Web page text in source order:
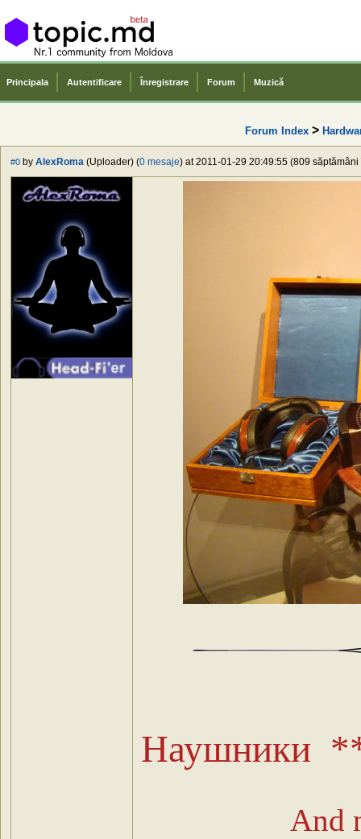
Principala Autentificare Înregistrare Forum Muzică
Forum Index>
#0 by AlexRoma (Uploader) (0 mesaje) at 2011-01-29 20:49:55 (809 săptămâni
Наушники
And